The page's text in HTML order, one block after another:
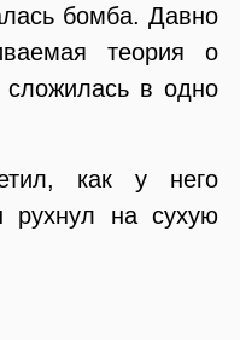
бомба. Давно
теория о
сложилась в одно
как у него
рухнул на сухую